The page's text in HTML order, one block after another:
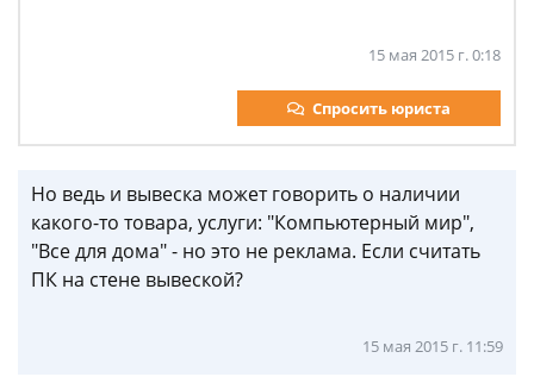
15 мая 2015 г. 0:18
Спросить юриста
Но ведь и вывеска может говорить о наличии
какого-то товара, услуги: "Компьютерный мир",
"Все для дома" - но это не реклама. Если считать
ПК на стене вывеской?
15 мая 2015 г. 11:59